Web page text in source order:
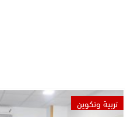
تربية وتكوين